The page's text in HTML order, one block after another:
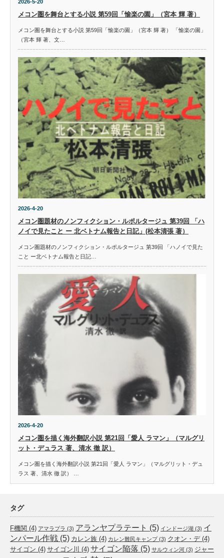
2026-5-20
メコン圏を舞台とする小説 第59回「愉楽の園」（宮本 輝 著）
メコン圏を舞台とする小説 第59回「愉楽の園」（宮本 輝 著） 「愉楽の園」
（宮本 輝 著、文…
2026-4-20
メコン圏題材のノンフィクション・ルポルタージュ 第39回 「ハ
ノイで見たこと ー 北ベトナム報告と日記」(松本清張 著）
メコン圏題材のノンフィクション・ルポルタージュ 第39回 「ハノイで見た
こと ー北ベトナム報告と日記…
2026-4-20
メコン圏を描く海外翻訳小説 第21回「愛人 ラマン」（マルグリ
ット・デュラス 著、清水 徹 訳）
メコン圏を描く海外翻訳小説 第21回「愛人 ラマン」（マルグリット・デュ
ラス 著、清水 徹 訳） …
タグ
F機関 (4) アマラプラ (3) アランヤプラテート (5) インドージ湖 (3) イ
ンパール作戦 (5) カレン族 (4) カレン難民キャンプ(3) クオン・デ(4)
サイゴン (4) サイゴン川 (4) サイゴン陥落 (5) サルウィン河 (3) ジャー